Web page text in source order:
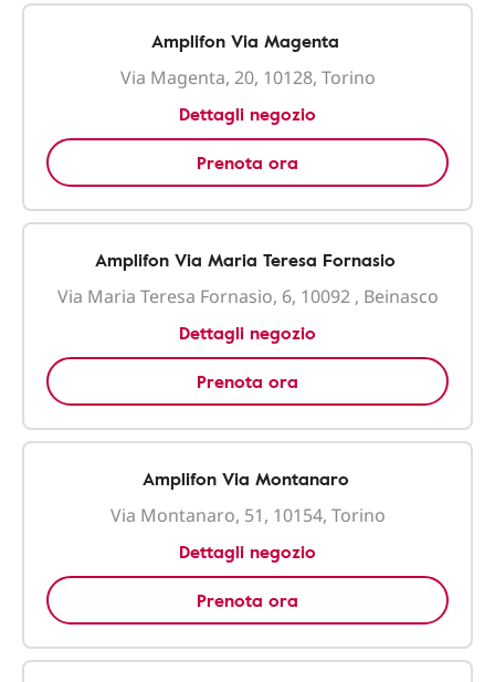
Amplifon Via Magenta
Via Magenta, 20, 10128, Torino
Dettagli negozio
Prenota ora
Amplifon Via Maria Teresa Fornasio
Via Maria Teresa Fornasio, 6, 10092 , Beinasco
Dettagli negozio
Prenota ora
Amplifon Via Montanaro
Via Montanaro, 51, 10154, Torino
Dettagli negozio
Prenota ora